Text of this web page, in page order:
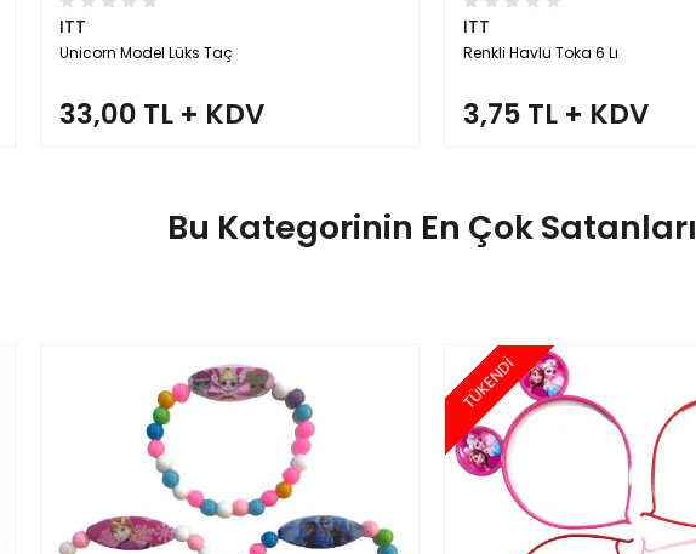
ITT
Unicorn Model Lüks Taç
33,00 TL + KDV
ITT
Renkli Havlu Toka 6 Lı
3,75 TL + KDV
Bu Kategorinin En Çok Satanları
TÜKENDİ